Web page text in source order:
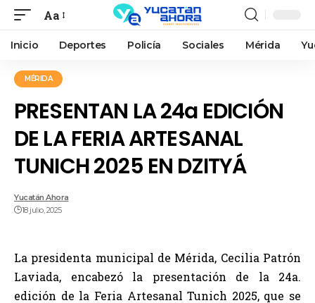
Aa
Inicio Deportes Policía Sociales Mérida
MÉRIDA
PRESENTAN LA 24a EDICIÓN
DE LA FERIA ARTESANAL
TUNICH 2025 EN DZITYÁ
Yucatán Ahora
18 julio, 2025
La presidenta municipal de Mérida, Cecilia Patrón
Laviada, encabezó la presentación de la 24a.
edición de la Feria Artesanal Tunich 2025, que se